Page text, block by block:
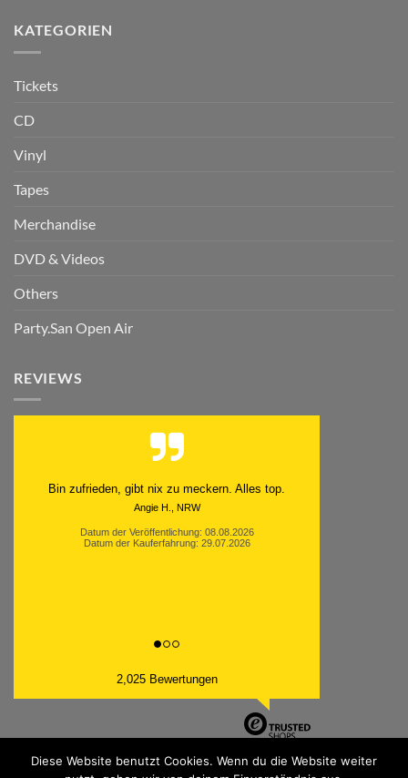
KATEGORIEN
Tickets
CD
Vinyl
Tapes
Merchandise
DVD & Videos
Others
Party.San Open Air
REVIEWS
Bin zufrieden, gibt nix zu meckern. Alles top.
Angie H., NRW
Datum der Veröffentlichung: 08.08.2026
Datum der Kauferfahrung: 29.07.2026
2,025 Bewertungen
Diese Website benutzt Cookies. Wenn du die Website weiter